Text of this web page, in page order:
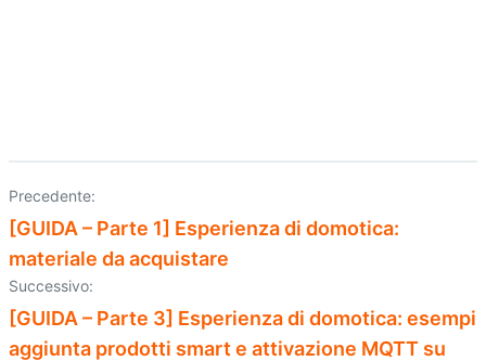
Navigazione
articoli
Precedente:
[GUIDA – Parte 1] Esperienza di domotica:
materiale da acquistare
Successivo:
[GUIDA – Parte 3] Esperienza di domotica: esempi
aggiunta prodotti smart e attivazione MQTT su